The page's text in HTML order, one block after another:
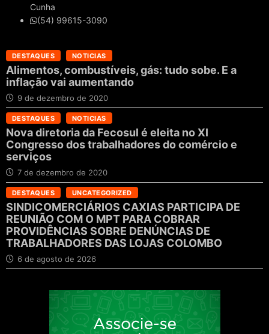
Cunha
(54) 99615-3090
DESTAQUES NOTICIAS
Alimentos, combustíveis, gás: tudo sobe. E a
inflação vai aumentando
9 de dezembro de 2020
DESTAQUES NOTICIAS
Nova diretoria da Fecosul é eleita no XI
Congresso dos trabalhadores do comércio e
serviços
7 de dezembro de 2020
DESTAQUES UNCATEGORIZED
SINDICOMERCIÁRIOS CAXIAS PARTICIPA DE
REUNIÃO COM O MPT PARA COBRAR
PROVIDÊNCIAS SOBRE DENÚNCIAS DE
TRABALHADORES DAS LOJAS COLOMBO
6 de agosto de 2026